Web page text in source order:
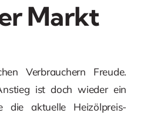
Markt
Verbrauchern Freude.
ist doch wieder ein
die aktuelle Heizölpreis-